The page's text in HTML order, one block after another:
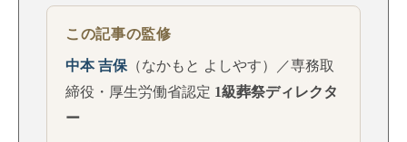
この記事の監修
中本 吉保 （なかもと よしやす）／専務取
締役・厚生労働省認定 1級葬祭ディレクタ
ー